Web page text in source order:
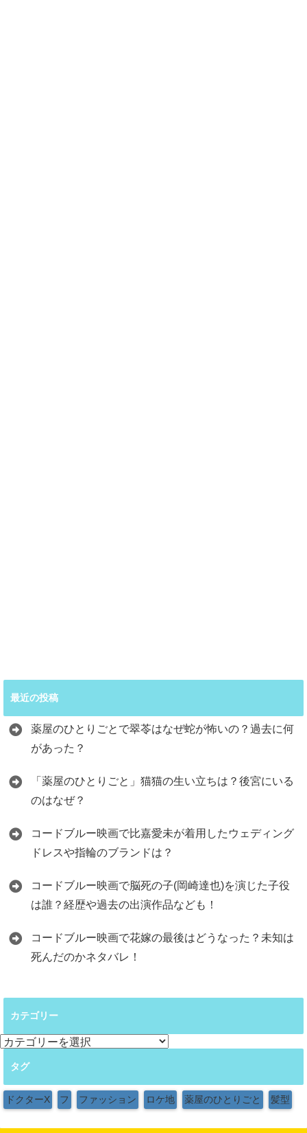
最近の投稿
薬屋のひとりごとで翠苓はなぜ蛇が怖いの？過去に何
があった？
「薬屋のひとりごと」猫猫の生い立ちは？後宮にいる
のはなぜ？
コードブルー映画で比嘉愛未が着用したウェディング
ドレスや指輪のブランドは？
コードブルー映画で脳死の子(岡崎達也)を演じた子役
は誰？経歴や過去の出演作品なども！
コードブルー映画で花嫁の最後はどうなった？未知は
死んだのかネタバレ！
カテゴリー
カ
リ
ー
タグ
ドクターX フ ファッション ロケ地 薬屋のひとりごと 髪型